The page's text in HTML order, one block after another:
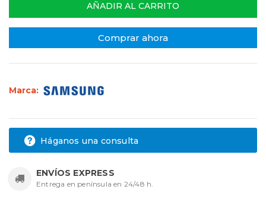
AÑADIR AL CARRITO
Comprar ahora
Marca:
Háganos una consulta
ENVÍOS EXPRESS
Entrega en península en 24/48 h.